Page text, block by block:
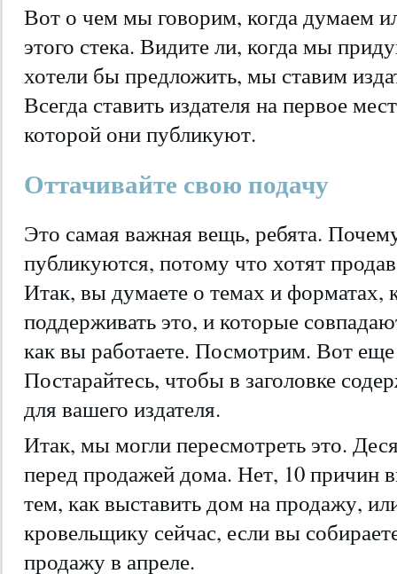
Вот о чем мы говорим, когда думаем
этого стека. Видите ли, когда мы
хотели бы предложить, мы ставим
Всегда ставить издателя на первое
которой они публикуют.
Оттачивайте свою подачу
Это самая важная вещь, ребята.
публикуются, потому что хотят
Итак, вы думаете о темах и форматах,
поддерживать это, и которые
как вы работаете. Посмотрим. Вот
Постарайтесь, чтобы в заголовке
для вашего издателя.
Итак, мы могли пересмотреть это.
перед продажей дома. Нет, 10 причин
тем, как выставить дом на продажу,
кровельщику сейчас, если вы
продажу в апреле.